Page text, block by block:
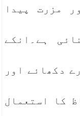
مزرت پیدا
ہے۔انکے
دکھائے اور
کا استعمال